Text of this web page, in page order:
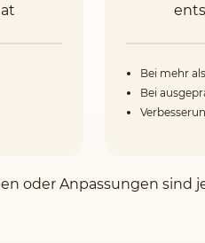
Bei mehr
Bei
oder Anpassungen sind